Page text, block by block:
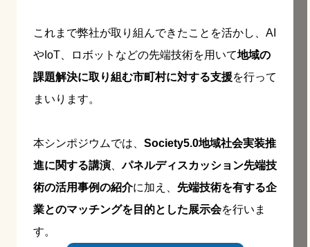
これまで弊社が取り組んできたことを活かし、AI
やIoT、ロボットなどの先端技術を用いて地域の
課題解決に取り組む市町村に対する支援を行って
まいります。
本シンポジウムでは、 Society5.0地域社会実装推
進に関する講演 、パネルディスカッション先端技
術の活用事例の紹介に加え、 先端技術を有する企
業とのマッチングを目的とした展示会を行いま
す。